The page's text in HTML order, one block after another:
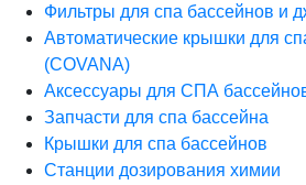
Фильтры для спа бассейнов и
Автоматические крышки для
(COVANA)
Аксессуары для СПА
Запчасти для спа бассейна
Крышки для спа бассейнов
Станции дозирования химии